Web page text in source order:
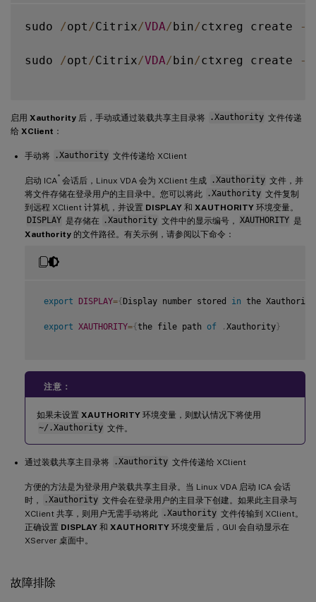
sudo /opt /Citrix/VDA/bin/ctxreg create -
sudo /opt /Citrix/VDA/bin/ctxreg create -
启用 Xauthority 后，手动或通过装载共享主目录将 .Xauthority 文件传递
给 XClient ：
手动将 .Xauthority 文件传递给 XClient
启动 ICA® 会话后，Linux VDA 会为 XClient 生成 .Xauthority 文件，并
将文件存储在登录用户的主目录中。您可以将此
.Xauthority 文件复制
到远程 XClient 计算机，并设置 DISPLAY 和 XAUTHORITY 环境变量。
DISPLAY 是存储在 .Xauthority 文件中的显示编号， XAUTHORITY 是
Xauthority 的文件路径。有关示例，请参阅以下命令：
export DISPLAY={Display number stored in the
export XAUTHORITY={the file path of . Xauthority}
注意：
如果未设置 XAUTHORITY 环境变量，则默认情况下将使用
~/.Xauthority 文件。
通过装载共享主目录将 .Xauthority 文件传递给 XClient
方便的方法是为登录用户装载共享主目录。当 Linux VDA 启动 ICA 会话
时，
.Xauthority 文件会在登录用户的主目录下创建。如果此主目录与
XClient 共享，则用户无需手动将此
.Xauthority 文件传输到 XClient。
正确设置 DISPLAY 和 XAUTHORITY 环境变量后，GUI 会自动显示在
XServer 桌面中。
故障排除